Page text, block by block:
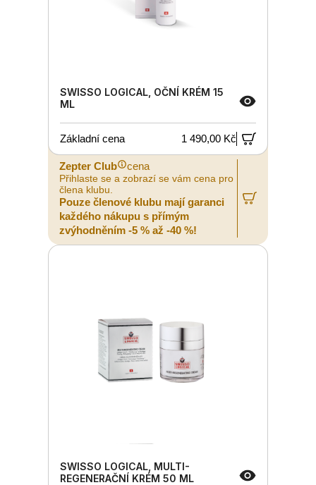
SWISSO LOGICAL, OČNÍ KRÉM 15
ML
Základní cena 1 490,00 Kč
Zepter Club cena
Přihlaste se a zobrazí se vám cena pro
člena klubu.
Pouze členové klubu mají garanci
každého nákupu s přímým
zvýhodněním -5 % až -40 %!
SWISSO LOGICAL, MULTI-
REGENERAČNÍ KRÉM 50 ML